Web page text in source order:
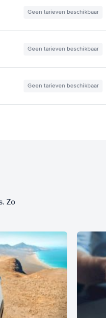
Geen tarieven beschikbaar
Geen tarieven beschikbaar
Geen tarieven beschikbaar
Zo